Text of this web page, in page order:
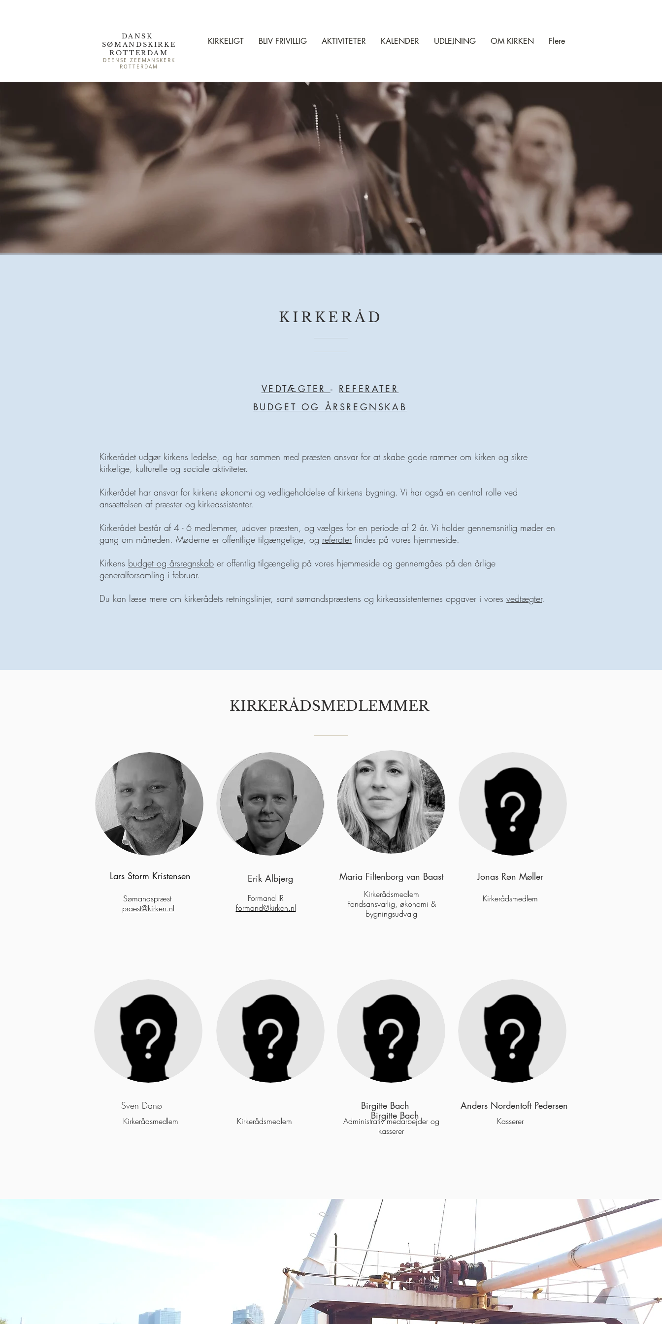
DANSK
SØMANDSKIRKE
ROTTERDAM
DEENSE ZEEMANSKERK
ROTTERDAM
KIRKELIGT BLIV FRIVILLIG AKTIVITETER KALENDER UDLEJNING OM KIRKEN Flere
KIRKERÅD
VEDTÆGTER - REFERATER
BUDGET OG ÅRSREGNSKAB
Kirkerådet udgør kirkens ledelse, og har sammen med præsten ansvar for at skabe gode rammer om kirken og sikre
kirkelige, kulturelle og sociale aktiviteter.
Kirkerådet har ansvar for kirkens økonomi og vedligeholdelse af kirkens bygning. Vi har også en central rolle ved
ansættelsen af præster og kirkeassistenter.
Kirkerådet består af 4 - 6 medlemmer, udover præsten, og vælges for en periode af 2 år. Vi holder gennemsnitlig møder en
gang om måneden. Møderne er offentlige tilgængelige, og referater findes på vores hjemmeside.
Kirkens budget og årsregnskab er offentlig tilgængelig på vores hjemmeside og gennemgåes på den årlige
generalforsamling i februar.
Du kan læse mere om kirkerådets retningslinjer, samt sømandspræstens og kirkeassistenternes opgaver i vores vedtægter.
KIRKERÅDSMEDLEMMER
Lars Storm Kristensen
Sømandspræst
praest@kirken.nl
Erik Albjerg
Formand IR
formand@kirken.nl
Maria Filtenborg van Baast
Kirkerådsmedlem
Fondsansvarlig, økonomi &
bygningsudvalg
Jonas Røn Møller
Kirkerådsmedlem
Sven Danø
Kirkerådsmedlem Kirkerådsmedlem
Birgitte Bach
Administrativ medarbejder og
kasserer
Birgitte Bach
Anders Nordentoft Pedersen
Kasserer